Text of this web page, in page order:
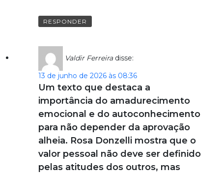
RESPONDER
Valdir Ferreira disse:
13 de junho de 2026 às 08:36
Um texto que destaca a
importância do amadurecimento
emocional e do autoconhecimento
para não depender da aprovação
alheia. Rosa Donzelli mostra que o
valor pessoal não deve ser definido
pelas atitudes dos outros, mas